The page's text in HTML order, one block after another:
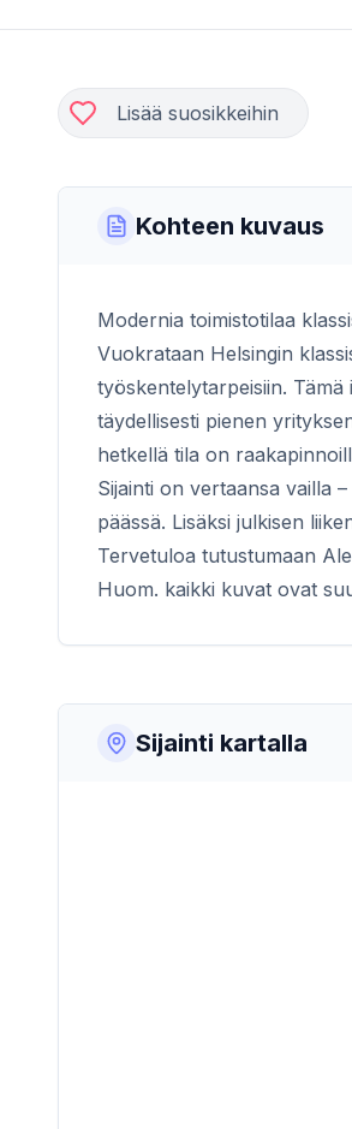
Lisää suosikkeihin
Kohteen kuvaus
Modernia toimistotilaa
Vuokrataan Helsingin
työskentelytarpeisiin.
täydellisesti pienen
hetkellä tila on
Sijainti on vertaansa vailla
päässä. Lisäksi julkisen
Tervetuloa tutustumaan
Huom. kaikki kuvat ovat
Sijainti kartalla